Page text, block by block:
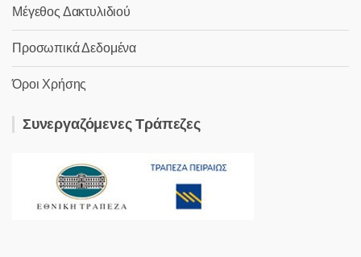
Μέγεθος Δακτυλιδιού
Προσωπικά Δεδομένα
Όροι Χρήσης
Συνεργαζόμενες Τράπεζες